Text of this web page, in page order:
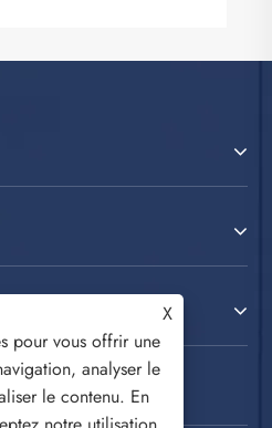
X
pour vous offrir une
analyser le
le contenu. En